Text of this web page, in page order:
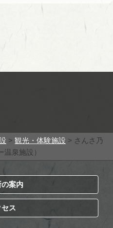
> 観光・体験施設 > さんさ乃
泉施設）
案内
ス